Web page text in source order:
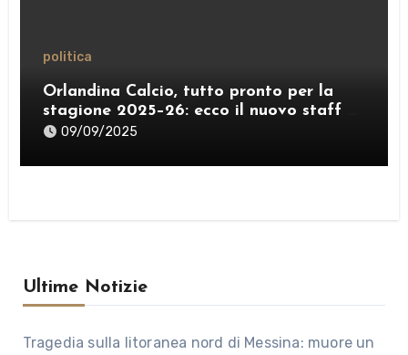
politica
Orlandina Calcio, tutto pronto per la
stagione 2025–26: ecco il nuovo staff e
lo sponsor internazionale
09/09/2025
Ultime Notizie
Tragedia sulla litoranea nord di Messina: muore un